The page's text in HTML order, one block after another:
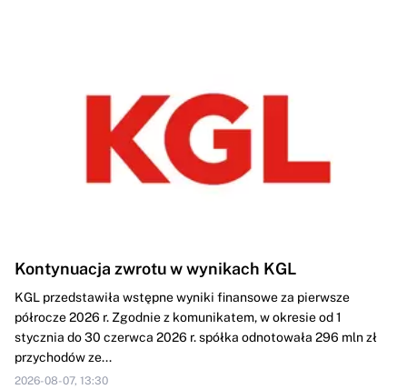
Kontynuacja zwrotu w wynikach KGL
KGL przedstawiła wstępne wyniki finansowe za pierwsze
półrocze 2026 r. Zgodnie z komunikatem, w okresie od 1
stycznia do 30 czerwca 2026 r. spółka odnotowała 296 mln zł
przychodów ze...
2026-08-07, 13:30